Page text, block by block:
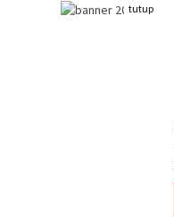
tutup